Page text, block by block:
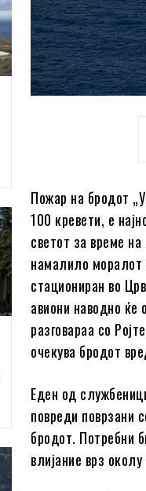
Пожар на бродот
100 кревети, е
светот за време
намалило моралот
стациониран во
авиони наводно ќе
разговараа со
очекува бродот
Еден од
повреди поврзани
бродот. Потребни
влијание врз